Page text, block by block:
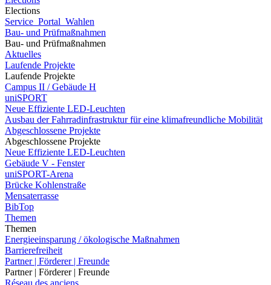
Elections
Service_Portal_Wahlen
Bau- und Prüfmaßnahmen
Bau- und Prüfmaßnahmen
Aktuelles
Laufende Projekte
Laufende Projekte
Campus II / Gebäude H
uniSPORT
Neue Effiziente LED-Leuchten
Ausbau der Fahrradinfrastruktur für eine klimafreundliche Mobilität
Abgeschlossene Projekte
Abgeschlossene Projekte
Neue Effiziente LED-Leuchten
Gebäude V - Fenster
uniSPORT-Arena
Brücke Kohlenstraße
Mensaterrasse
BibTop
Themen
Themen
Energieeinsparung / ökologische Maßnahmen
Barrierefreiheit
Partner | Förderer | Freunde
Partner | Förderer | Freunde
Réseau des anciens